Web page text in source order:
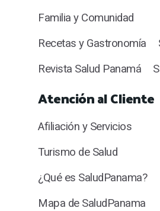
Familia y Comunidad
Recetas y Gastronomía
Revista Salud Panamá
Atención al Cliente
Afiliación y Servicios
Turismo de Salud
¿Qué es SaludPanama?
Mapa de SaludPanama